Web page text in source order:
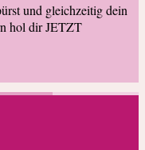
und gleichzeitig dein
hol dir JETZT